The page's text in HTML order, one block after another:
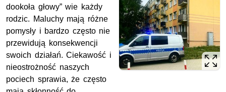
dookoła głowy” wie każdy
rodzic. Maluchy mają różne
pomysły i bardzo często nie
przewidują konsekwencji
swoich działań. Ciekawość i
nieostrożność naszych
pociech sprawia, że często